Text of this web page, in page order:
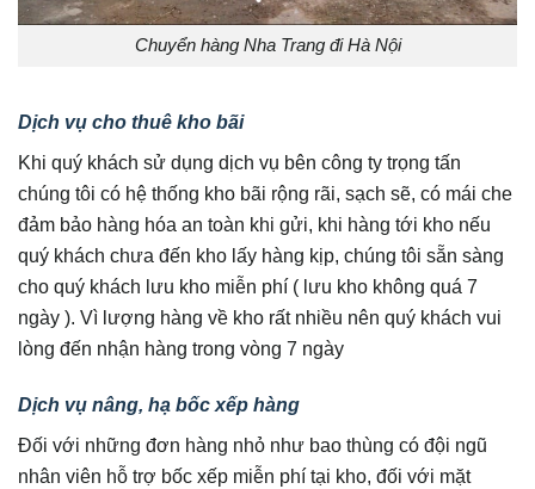
Chuyển hàng Nha Trang đi Hà Nội
Dịch vụ cho thuê kho bãi
Khi quý khách sử dụng dịch vụ bên công ty trọng tấn
chúng tôi có hệ thống kho bãi rộng rãi, sạch sẽ, có mái che
đảm bảo hàng hóa an toàn khi gửi, khi hàng tới kho nếu
quý khách chưa đến kho lấy hàng kịp, chúng tôi sẵn sàng
cho quý khách lưu kho miễn phí ( lưu kho không quá 7
ngày ). Vì lượng hàng về kho rất nhiều nên quý khách vui
lòng đến nhận hàng trong vòng 7 ngày
Dịch vụ nâng, hạ bốc xếp hàng
Đối với những đơn hàng nhỏ như bao thùng có đội ngũ
nhân viên hỗ trợ bốc xếp miễn phí tại kho, đối với mặt